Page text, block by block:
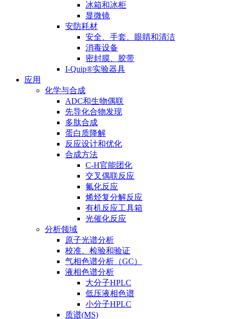
冰箱和冰柜
显微镜
安防耗材
安全、手套、眼睛和清洁
消毒设备
密封膜、胶带
I-Quip®️实验器具
应用
化学与合成
ADC和生物偶联
先导化合物发现
多肽合成
蛋白质降解
反应设计和优化
合成方法
C-H官能团化
交叉偶联反应
氟化反应
烯烃复分解反应
有机反应工具箱
光催化反应
分析领域
原子光谱分析
校准、检验和验证
气相色谱分析（GC）
液相色谱分析
大分子HPLC
低压液相色谱
小分子HPLC
质谱(MS)